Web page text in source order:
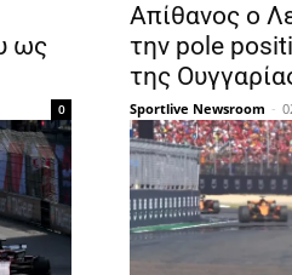
ως
0
Απίθανος ο
την pole
της
Sportlive Newsroom -